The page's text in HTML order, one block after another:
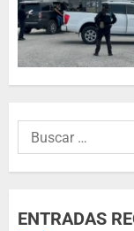
ENTRADAS